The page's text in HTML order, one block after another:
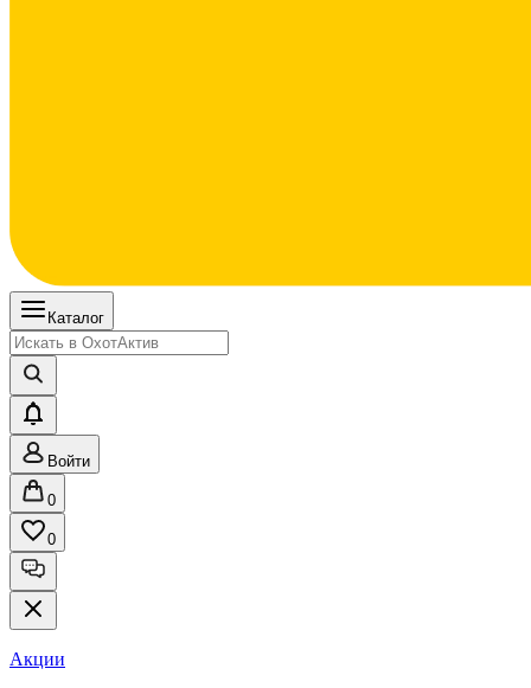
Каталог
Войти
0
0
Акции